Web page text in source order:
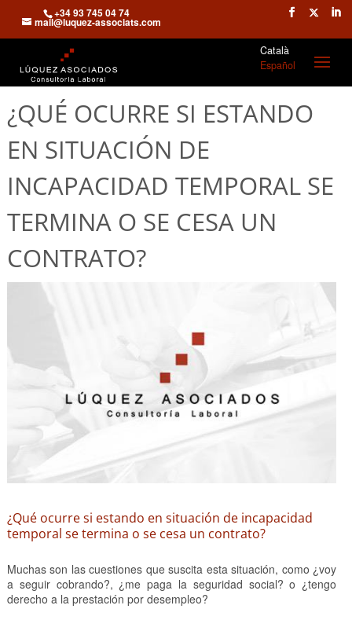
+34 93 745 04 74
mail@luquez-associats.com
Català
Español
¿QUÉ OCURRE SI ESTANDO
EN SITUACIÓN DE
INCAPACIDAD TEMPORAL SE
TERMINA O SE CESA UN
CONTRATO?
¿Qué ocurre si estando en situación de incapacidad
temporal se termina o se cesa un contrato?
Muchas son las cuestiones que suscita esta situación, como ¿voy
a seguir cobrando?, ¿me paga la seguridad social? o ¿tengo
derecho a la prestación por desempleo?